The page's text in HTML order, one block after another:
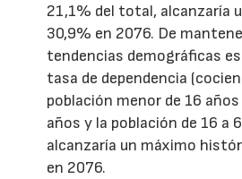
21,1% del total, alcanzaría
30,9% en 2076. De
tendencias demográficas
tasa de dependencia
población menor de 16
años y la población de 16 a
alcanzaría un máximo
en 2076.